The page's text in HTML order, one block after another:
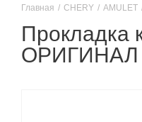
Главная / CHERY / AMULET
Прокладка
ОРИГИНАЛ